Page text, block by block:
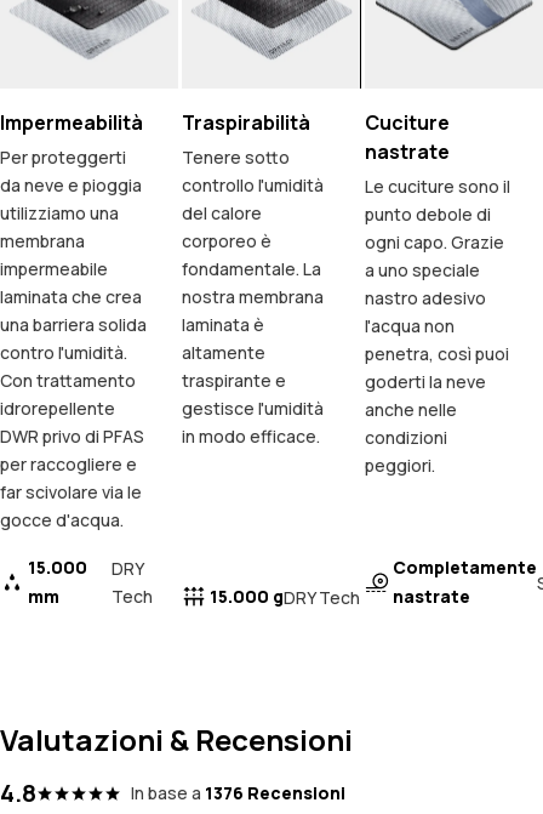
Impermeabilità
Per proteggerti
da neve e pioggia
utilizziamo una
membrana
impermeabile
laminata che crea
una barriera solida
contro l'umidità.
Con trattamento
idrorepellente
DWR privo di PFAS
per raccogliere e
far scivolare via le
gocce d'acqua.
15.000
mm
DRY
Tech
Traspirabilità
Tenere sotto
controllo l'umidità
del calore
corporeo è
fondamentale. La
nostra membrana
laminata è
altamente
traspirante e
gestisce l'umidità
in modo efficace.
15.000 gDRY Tech
Cuciture
nastrate
Le cuciture sono il
punto debole di
ogni capo. Grazie
a uno speciale
nastro adesivo
l'acqua non
penetra, così puoi
goderti la neve
anche nelle
condizioni
peggiori.
Completamente
nastrate
Valutazioni & Recensioni
4.8 In base a 1376 Recensioni